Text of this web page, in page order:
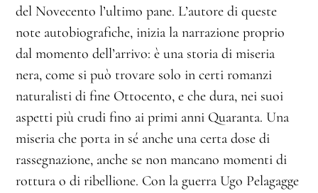
del Novecento l’ultimo pane. L’autore di queste
note autobiografiche, inizia la narrazione proprio
dal momento dell’arrivo: è una storia di miseria
nera, come si può trovare solo in certi romanzi
naturalisti di fine Ottocento, e che dura, nei suoi
aspetti più crudi fino ai primi anni Quaranta. Una
miseria che porta in sé anche una certa dose di
rassegnazione, anche se non mancano momenti di
rottura o di ribellione. Con la guerra Ugo Pelagagge